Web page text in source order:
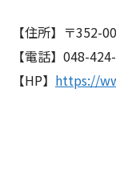
【住所】〒352-
【電話】048-
【HP】 https://